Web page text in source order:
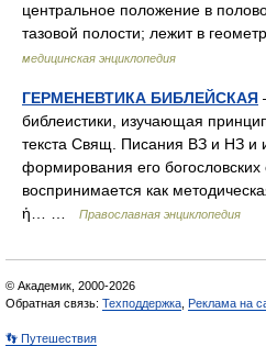
центральное положение в
тазовой полости; лежит в
медицинская энциклопедия
ГЕРМЕНЕВТИКА БИБЛЕЙСКАЯ
библеистики, изучающая
текста Свящ. Писания ВЗ и НЗ и
формирования его богословских
воспринимается как
ἡ… …
Православная энциклопедия
© Академик, 2000-2026
Обратная связь: Техподдержка Реклама на
👣 Путешествия